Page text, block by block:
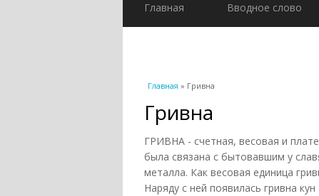
Главная Вводное слово
Вы здесь
Главная » Гривна
Гривна
ГРИВНА - счетная, весовая и
была связана с бытовавшим у
металла. Как весовая единица
Наряду с ней появилась гривна